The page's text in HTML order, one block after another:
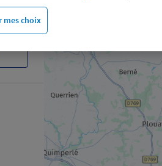
mes choix